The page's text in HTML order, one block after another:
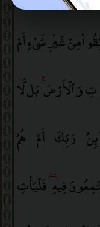
مِنْ غَيْرِ شَىْءٍ أَمْ
وَٱلْأَرْضَ بَل لَّا
رَبِّكَ أَمْ هُمُ
فِيهِۖ فَلْيَأْتِ